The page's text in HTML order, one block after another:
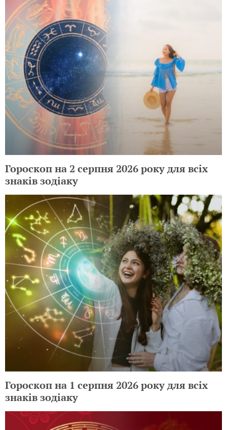
Гороскоп на 2 серпня 2026 року для всіх
знаків зодіаку
Гороскоп на 1 серпня 2026 року для всіх
знаків зодіаку